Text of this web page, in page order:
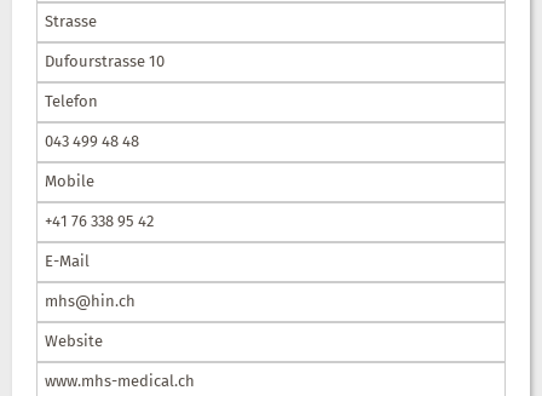
Strasse
Dufourstrasse 10
Telefon
043 499 48 48
Mobile
+41 76 338 95 42
E-Mail
mhs@hin.ch
Website
www.mhs-medical.ch